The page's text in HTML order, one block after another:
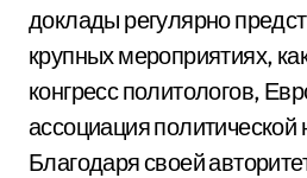
доклады регулярно
крупных мероприятиях,
конгресс политологов,
ассоциация политической
Благодаря своей